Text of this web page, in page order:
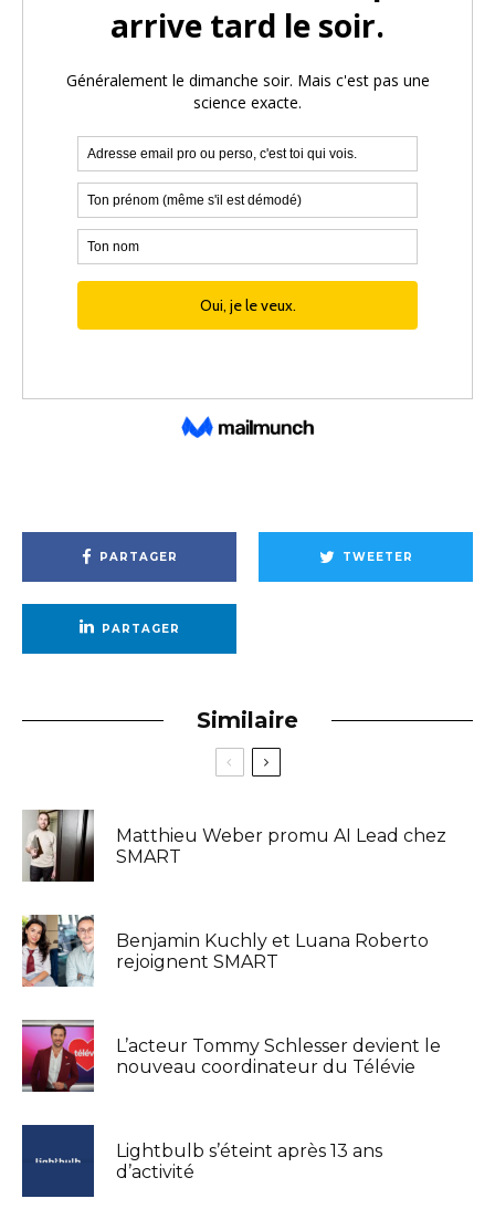
PARTAGER TWEETER
PARTAGER
Similaire
Matthieu Weber promu AI Lead chez
SMART
Benjamin Kuchly et Luana Roberto
rejoignent SMART
L’acteur Tommy Schlesser devient le
nouveau coordinateur du Télévie
Lightbulb s’éteint après 13 ans
d’activité